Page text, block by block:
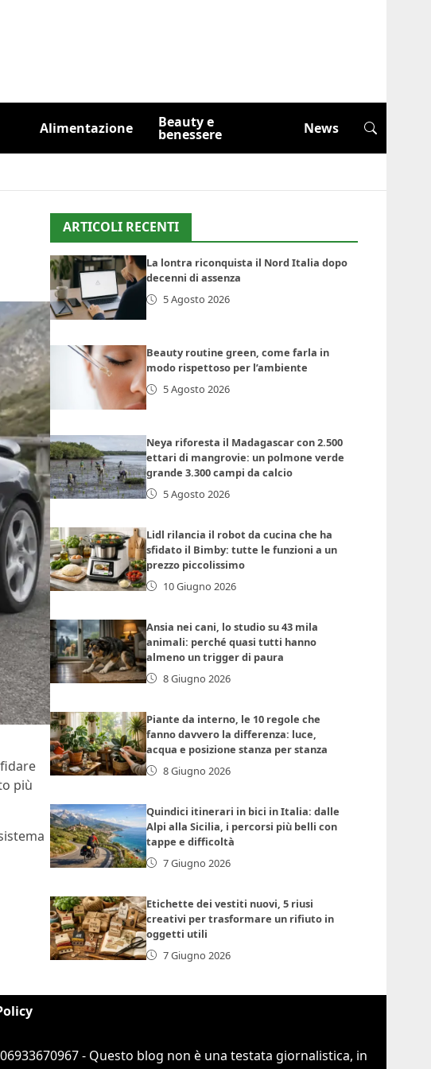
Alimentazione Beauty e
benessere News
più
ARTICOLI RECENTI
La lontra riconquista il Nord Italia dopo
decenni di assenza
5 Agosto 2026
Beauty routine green, come farla in
modo rispettoso per l’ambiente
5 Agosto 2026
Neya riforesta il Madagascar con 2.500
ettari di mangrovie: un polmone verde
grande 3.300 campi da calcio
5 Agosto 2026
Lidl rilancia il robot da cucina che ha
sfidato il Bimby: tutte le funzioni a un
prezzo piccolissimo
10 Giugno 2026
Ansia nei cani, lo studio su 43 mila
animali: perché quasi tutti hanno
almeno un trigger di paura
8 Giugno 2026
Piante da interno, le 10 regole che
fanno davvero la differenza: luce,
acqua e posizione stanza per stanza
8 Giugno 2026
Quindici itinerari in bici in Italia: dalle
Alpi alla Sicilia, i percorsi più belli con
tappe e difficoltà
7 Giugno 2026
Etichette dei vestiti nuovi, 5 riusi
creativi per trasformare un rifiuto in
oggetti utili
7 Giugno 2026
- Questo blog non è una testata giornalistica, in